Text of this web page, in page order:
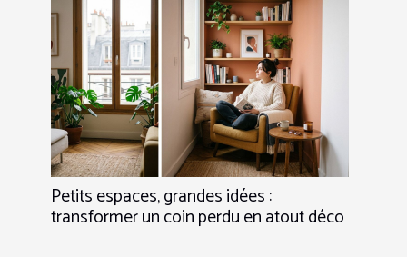
Petits espaces, grandes idées :
transformer un coin perdu en atout déco